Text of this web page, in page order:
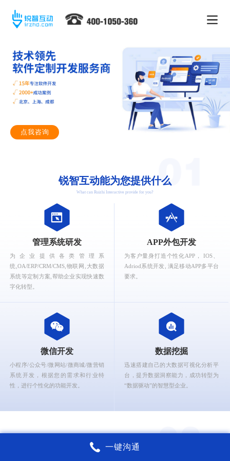
点我咨询
锐智互动能为您提供什么
What can Ruizhi Interactive provide for you?
管理系统研发
为企业提供各类管理系
统,OA/ERP/CRM/CMS,物联网,大数据
系统等定制方案,帮助企业实现快速数
字化转型。
APP外包开发
为客户量身打造个性化APP， IOS、
Adriod系统开发, 满足移动APP多平台
要求。
微信开发
小程序/公众号/微网站/微商城/微营销
系统开发，根据您的需求和行业特
性，进行个性化的功能开发。
数据挖掘
迅速搭建自己的大数据可视化分析平
台，提升数据洞察能力，成功转型为
“数据驱动”的智慧型企业。
锐智互动核心能力
一键沟通